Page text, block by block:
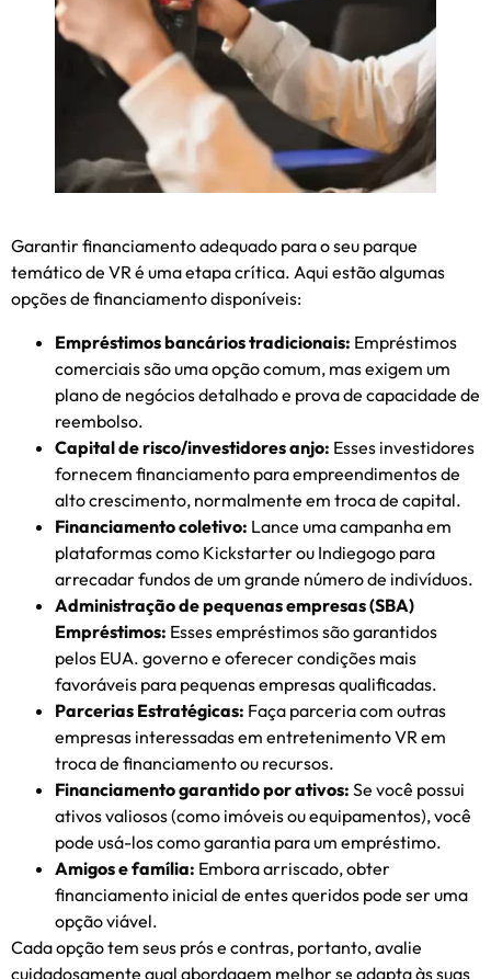
Garantir financiamento adequado para o seu parque
temático de VR é uma etapa crítica. Aqui estão algumas
opções de financiamento disponíveis:
Empréstimos bancários tradicionais: Empréstimos
comerciais são uma opção comum, mas exigem um
plano de negócios detalhado e prova de capacidade de
reembolso.
Capital de risco/investidores anjo: Esses investidores
fornecem financiamento para empreendimentos de
alto crescimento, normalmente em troca de capital.
Financiamento coletivo: Lance uma campanha em
plataformas como Kickstarter ou Indiegogo para
arrecadar fundos de um grande número de indivíduos.
Administração de pequenas empresas (SBA)
Empréstimos: Esses empréstimos são garantidos
pelos EUA. governo e oferecer condições mais
favoráveis ​​para pequenas empresas qualificadas.
Parcerias Estratégicas: Faça parceria com outras
empresas interessadas em entretenimento VR em
troca de financiamento ou recursos.
Financiamento garantido por ativos: Se você possui
ativos valiosos (como imóveis ou equipamentos), você
pode usá-los como garantia para um empréstimo.
Amigos e família: Embora arriscado, obter
financiamento inicial de entes queridos pode ser uma
opção viável.
Cada opção tem seus prós e contras, portanto, avalie
cuidadosamente qual abordagem melhor se adapta às suas